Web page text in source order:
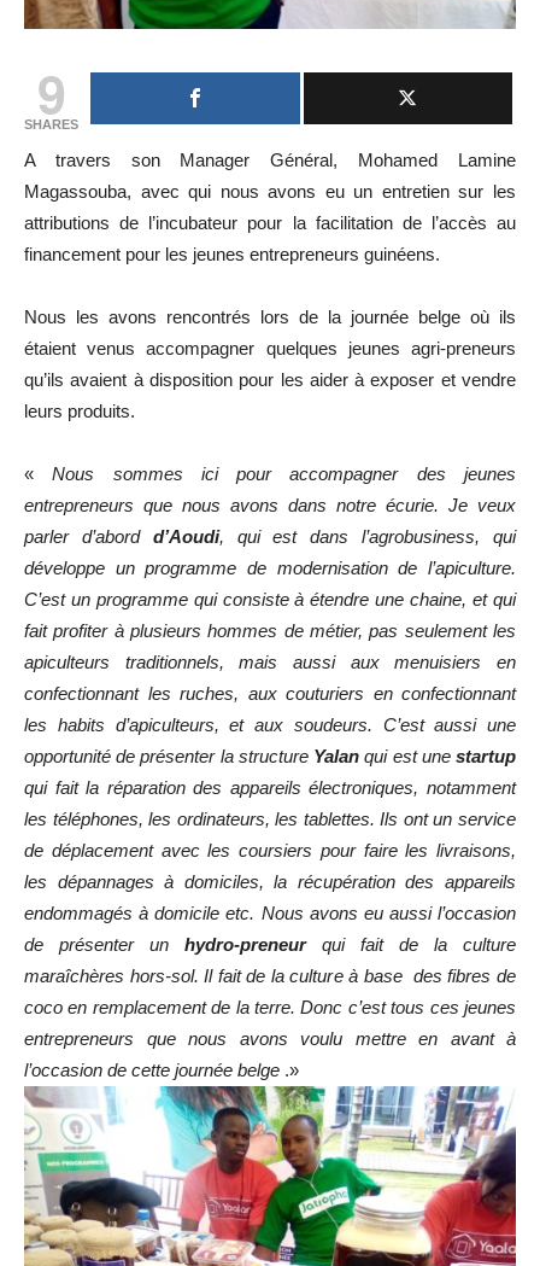
9
SHARES
A travers son Manager Général, Mohamed Lamine
Magassouba, avec qui nous avons eu un entretien sur les
attributions de l’incubateur pour la facilitation de l’accès au
financement pour les jeunes entrepreneurs guinéens.
Nous les avons rencontrés lors de la journée belge où ils
étaient venus accompagner quelques jeunes agri-preneurs
qu’ils avaient à disposition pour les aider à exposer et vendre
leurs produits.
«Nous sommes ici pour accompagner des jeunes
entrepreneurs que nous avons dans notre écurie. Je veux
parler d’abord d’Aoudi, qui est dans l’agrobusiness, qui
développe un programme de modernisation de l’apiculture.
C’est un programme qui consiste à étendre une chaine, et qui
fait profiter à plusieurs hommes de métier, pas seulement les
apiculteurs traditionnels, mais aussi aux menuisiers en
confectionnant les ruches, aux couturiers en confectionnant
les habits d’apiculteurs, et aux soudeurs. C’est aussi une
opportunité de présenter la structure Yalan qui est unestartup
qui fait la réparation des appareils électroniques, notamment
les téléphones, les ordinateurs, les tablettes. Ils ont un service
de déplacement avec les coursiers pour faire les livraisons,
les dépannages à domiciles, la récupération des appareils
endommagés à domicile etc. Nous avons eu aussi l’occasion
de présenter un hydro-preneurqui fait de la culture
maraîchères hors-sol. Il fait de la culture à base des fibres de
coco en remplacement de la terre. Donc c’est tous ces jeunes
entrepreneurs que nous avons voulu mettre en avant à
l’occasion de cette journée belge .»